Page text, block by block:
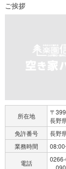
ご挨拶
所在地
〒
長野
免許番号
長野
業務時間
電話